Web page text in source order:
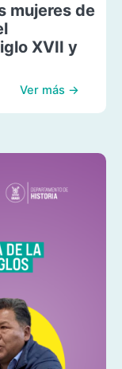
mujeres de
XVII y
Ver más →